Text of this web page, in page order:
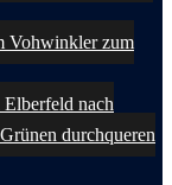
Vohwinkler zum
nach
durchqueren